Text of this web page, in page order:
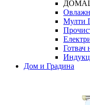
Мулти
Готвач
Дом и Градина